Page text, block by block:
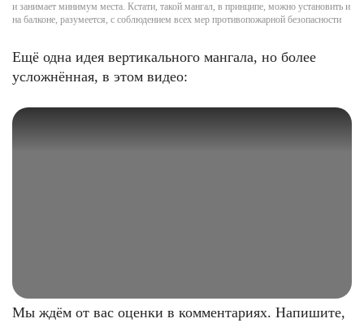
и занимает минимум места. Кстати, такой мангал, в принципе, можно установить и
на балконе, разумеется, с соблюдением всех мер противопожарной безопасности
Ещё одна идея вертикального мангала, но более
усложнённая, в этом видео:
Мы ждём от вас оценки в комментариях. Напишите,